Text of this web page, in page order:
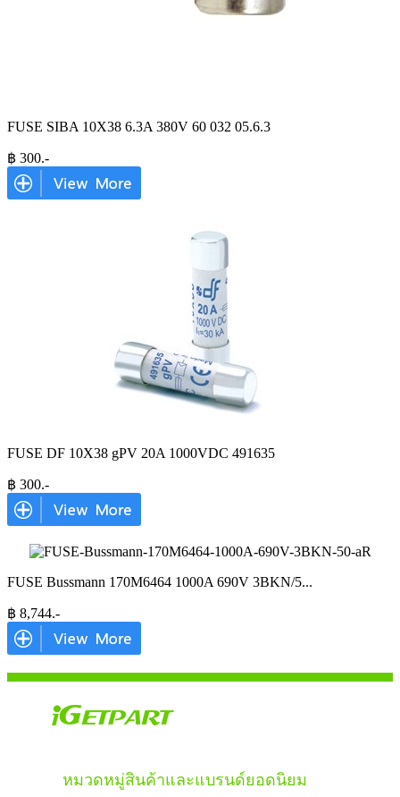
FUSE SIBA 10X38 6.3A 380V 60 032 05.6.3
฿ 300.-
FUSE DF 10X38 gPV 20A 1000VDC 491635
฿ 300.-
FUSE Bussmann 170M6464 1000A 690V 3BKN/5...
฿ 8,744.-
หมวดหมู่สินค้าและแบรนด์ยอดนิยม